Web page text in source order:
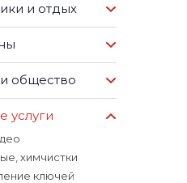
и отдых
общество
услуги
химчистки
ключей